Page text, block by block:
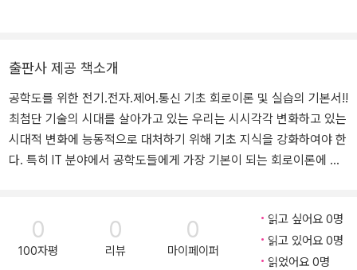
출판사 제공 책소개
공학도를 위한 전기.전자.제어.통신 기초 회로이론 및 실습의 기본서!!
최첨단 기술의 시대를 살아가고 있는 우리는 시시각각 변화하고 있는
시대적 변화에 능동적으로 대처하기 위해 기초 지식을 강화하여야 한
다. 특히 IT 분야에서 공학도들에게 가장 기본이 되는 회로이론에 대
구성하였다. 또한 사진과 그림을 수록하여 이론을 보다 쉽게 이해할
수 있도록 하였고 각 장마다 예제와 상세한 풀이 과정으로 이론 확인
0
100자평
0
리뷰
0
마이페이퍼
읽고 싶어요 0명
읽고 있어요 0명
읽었어요 0명